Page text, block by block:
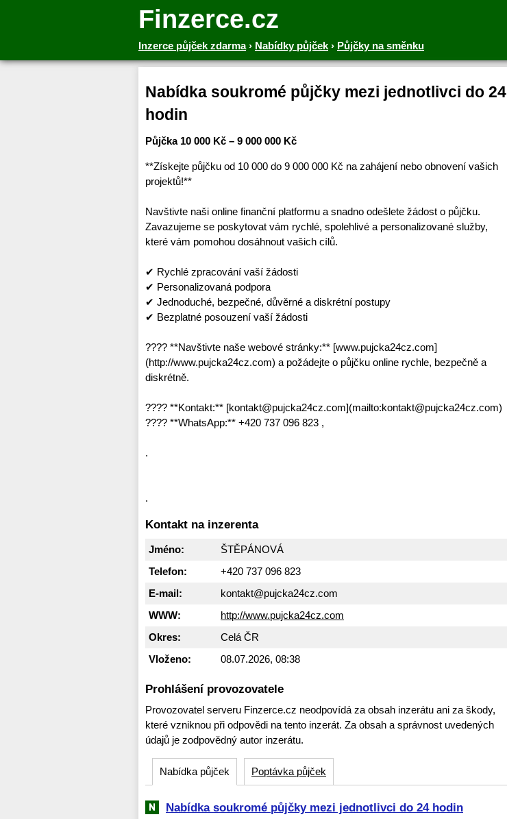
Finzerce.cz
Inzerce půjček zdarma› Nabídky půjček › Půjčky na směnku
Nabídka soukromé půjčky mezi jednotlivci do 24
hodin
Půjčka 10 000 Kč – 9 000 000 Kč
**Získejte půjčku od 10 000 do 9 000 000 Kč na zahájení nebo obnovení vašich
projektů!**
Navštivte naši online finanční platformu a snadno odešlete žádost o půjčku.
Zavazujeme se poskytovat vám rychlé, spolehlivé a personalizované služby,
které vám pomohou dosáhnout vašich cílů.
✔ Rychlé zpracování vaší žádosti
✔ Personalizovaná podpora
✔ Jednoduché, bezpečné, důvěrné a diskrétní postupy
✔ Bezplatné posouzení vaší žádosti
???? **Navštivte naše webové stránky:** [www.pujcka24cz.com]
(http://www.pujcka24cz.com) a požádejte o půjčku online rychle, bezpečně a
diskrétně.
???? **Kontakt:** [kontakt@pujcka24cz.com](mailto:kontakt@pujcka24cz.com)
???? **WhatsApp:** +420 737 096 823 ,
.
.
Kontakt na inzerenta
Jméno:
ŠTĚPÁNOVÁ
Telefon:
+420 737 096 823
E-mail:
kontakt@pujcka24cz.com
WWW:
http://www.pujcka24cz.com
Okres:
Celá ČR
Vloženo:
08.07.2026, 08:38
Prohlášení provozovatele
Provozovatel serveru Finzerce.cz neodpovídá za obsah inzerátu ani za škody,
které vzniknou při odpovědi na tento inzerát. Za obsah a správnost uvedených
údajů je zodpovědný autor inzerátu.
Nabídka půjček Poptávka půjček
Nabídka soukromé půjčky mezi jednotlivci do 24 hodin